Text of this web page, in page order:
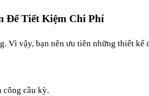
Để Tiết Kiệm Chi Phí
Vì vậy, bạn nên ưu tiên những thiết
công cầu kỳ.